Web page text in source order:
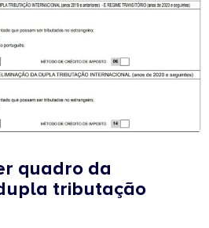
quadro da
tributação